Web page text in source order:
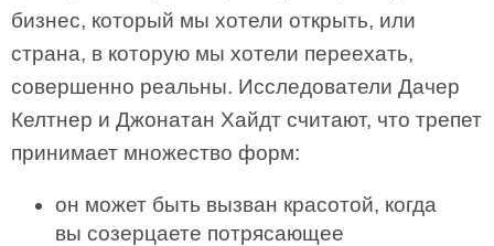
бизнес, который мы хотели открыть, или
страна, в которую мы хотели переехать,
совершенно реальны. Исследователи Дачер
Келтнер и Джонатан Хайдт считают, что трепет
принимает множество форм:
он может быть вызван красотой, когда
вы созерцаете потрясающее